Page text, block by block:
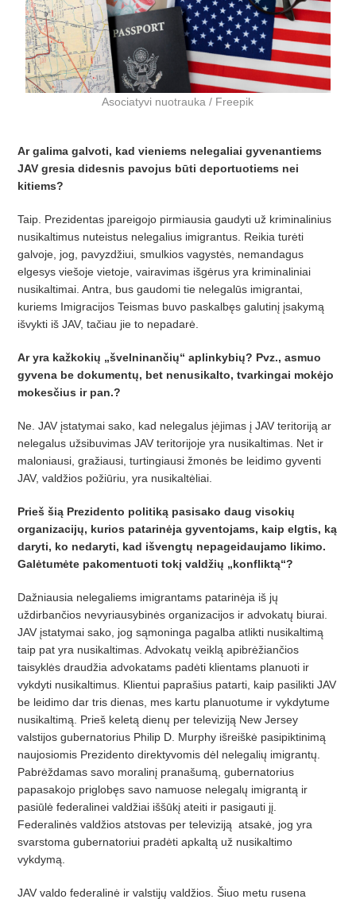
Asociatyvi nuotrauka / Freepik
Ar galima galvoti, kad vieniems nelegaliai gyvenantiems
JAV gresia didesnis pavojus būti deportuotiems nei
kitiems?
Taip. Prezidentas įpareigojo pirmiausia gaudyti už kriminalinius
nusikaltimus nuteistus nelegalius imigrantus. Reikia turėti
galvoje, jog, pavyzdžiui, smulkios vagystės, nemandagus
elgesys viešoje vietoje, vairavimas išgėrus yra kriminaliniai
nusikaltimai. Antra, bus gaudomi tie nelegalūs imigrantai,
kuriems Imigracijos Teismas buvo paskalbęs galutinį įsakymą
išvykti iš JAV, tačiau jie to nepadarė.
Ar yra kažkokių „švelninančių“ aplinkybių? Pvz., asmuo
gyvena be dokumentų, bet nenusikalto, tvarkingai mokėjo
mokesčius ir pan.?
Ne. JAV įstatymai sako, kad nelegalus įėjimas į JAV teritoriją ar
nelegalus užsibuvimas JAV teritorijoje yra nusikaltimas. Net ir
maloniausi, gražiausi, turtingiausi žmonės be leidimo gyventi
JAV, valdžios požiūriu, yra nusikaltėliai.
Prieš šią Prezidento politiką pasisako daug visokių
organizacijų, kurios patarinėja gyventojams, kaip elgtis, ką
daryti, ko nedaryti, kad išvengtų nepageidaujamo likimo.
Galėtumėte pakomentuoti tokį valdžių „konfliktą“?
Dažniausia nelegaliems imigrantams patarinėja iš jų
uždirbančios nevyriausybinės organizacijos ir advokatų biurai.
JAV įstatymai sako, jog sąmoninga pagalba atlikti nusikaltimą
taip pat yra nusikaltimas. Advokatų veiklą apibrėžiančios
taisyklės draudžia advokatams padėti klientams planuoti ir
vykdyti nusikaltimus. Klientui paprašius patarti, kaip pasilikti JAV
be leidimo dar tris dienas, mes kartu planuotume ir vykdytume
nusikaltimą. Prieš keletądienų per televiziją New Jersey
valstijos gubernatorius Philip D. Murphy išreiškė pasipiktinimą
naujosiomis Prezidento direktyvomis dėl nelegalių imigrantų.
Pabrėždamas savo moralinį pranašumą, gubernatorius
papasakojo priglobęs savo namuose nelegalų imigrantą ir
pasiūlėfederalinei valdžiai iššūkį ateiti ir pasigauti jį.
Federalinės valdžios atstovas per televiziją atsakė, jog yra
svarstoma gubernatoriui pradėti apkaltą už nusikaltimo
vykdymą.
JAV valdo federalinė ir valstijų valdžios.Šiuo metu rusena